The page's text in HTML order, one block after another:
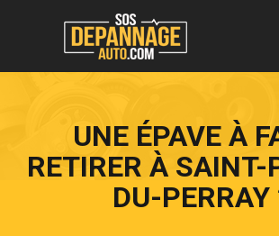
UNE ÉPAVE À
RETIRER À SAINT-
DU-PERRAY